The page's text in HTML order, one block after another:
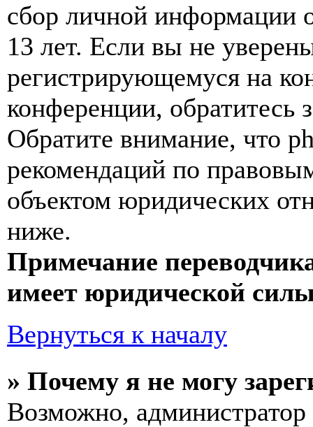
сбор личной информации
13 лет. Если вы не
регистрирующемуся на
конференции, обратитесь
Обратите внимание, что
рекомендаций по
объектом юридических
ниже.
Примечание
имеет юридической
Вернуться к началу
» Почему я не могу
Возможно,